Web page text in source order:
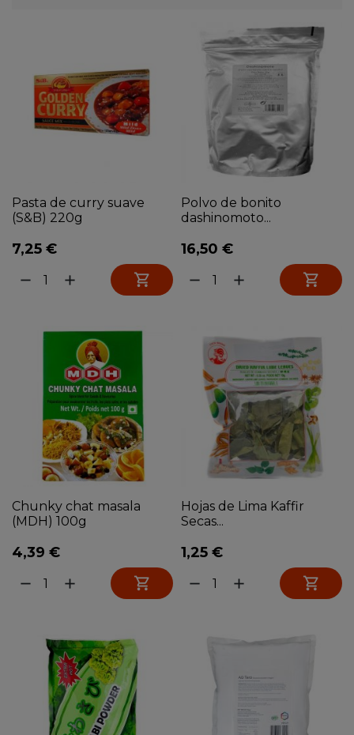
Pasta de curry suave
(S&B) 220g
7,25 €
remove add 
Polvo de bonito
dashinomoto...
16,50 €
remove add 
Chunky chat masala
(MDH) 100g
4,39 €
remove add 
Hojas de Lima Kaffir
Secas...
1,25 €
remove add 